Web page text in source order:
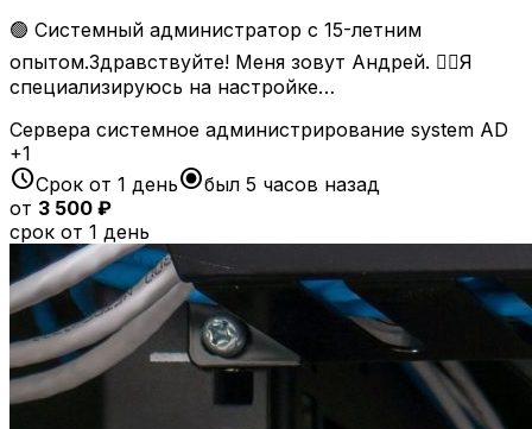
🟢 Системный администратор с 15-летним
опытом.Здравствуйте! Меня зовут Андрей. 🙋‍♂️Я
специализируюсь на настройке…
Сервера системное администрирование system AD
+1
scheduleСрок от 1 деньradio_button_checkedбыл 5 часов назад
от 3 500 ₽
срок от 1 день